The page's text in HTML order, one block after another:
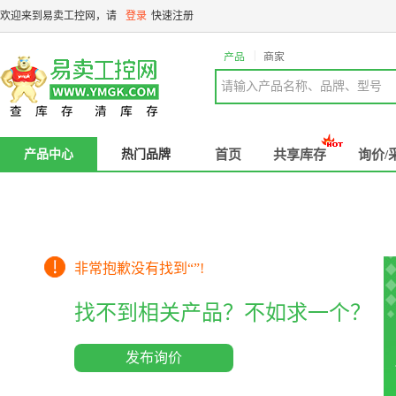
欢迎来到易卖工控网，请 登录 快速注册
产品 商家
请输入产品名称、品牌、型号
产品中心 热门品牌 首页 共享库存 询价/
非常抱歉没有找到“”!
找不到相关产品？不如求一个？
发布询价